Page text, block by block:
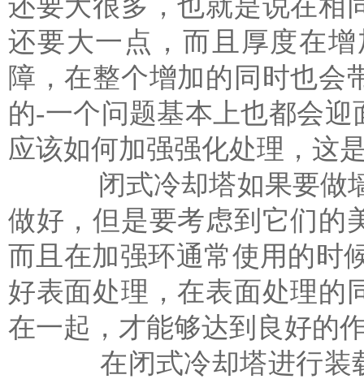
还要大很多，也就是说在相
还要大一点，而且厚度在
障，在整个增加的同时也会
的-一个问题基本上也都会
应该如何加强强化处理，这
闭式冷却塔如果要做墙
做好，但是要考虑到它们的
而且在加强环通常使用的时
好表面处理，在表面处理的
在一起，才能够达到良好的
在闭式冷却塔进行装载